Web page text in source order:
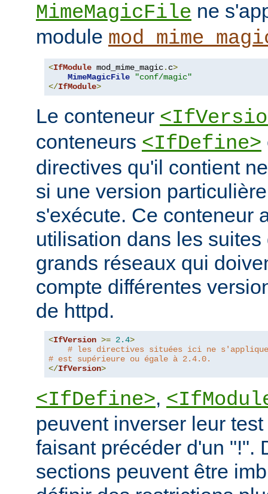
MimeMagicFile ne
module
<IfModule mod_mime_magic. c>
MimeMagicFile
"conf/magic"
</IfModule>
Le conteneur
conteneurs <IfDefine>
directives qu'il contient
si une version
s'exécute. Ce conteneur
utilisation dans les
grands réseaux qui
compte différentes
de httpd.
<IfVersion >= 2.4>
# les directives situées ici ne
# est supérieure ou égale à 2.4.0.
</IfVersion>
<IfDefine>,
peuvent inverser leur
faisant précéder d'un "!".
sections peuvent être